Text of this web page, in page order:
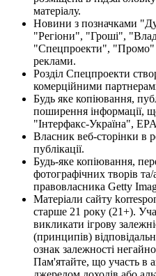
матеріалу.
Новини з позначками
"Регіони", "Гроші",
"Спецпроекти", "Промо"
реклами.
Розділ Спецпроекти
комерційними
Будь яке копіювання,
поширення інформації,
"Інтерфакс-Україна",
Власник веб-сторінки в
публікації.
Будь-яке копіювання,
фотографічних творів та/
правовласника Getty
Матеріали сайту
старше 21 року (21+).
викликати ігрову
(принципів)
ознак залежності негайно
Пам'ятайте, що участь в